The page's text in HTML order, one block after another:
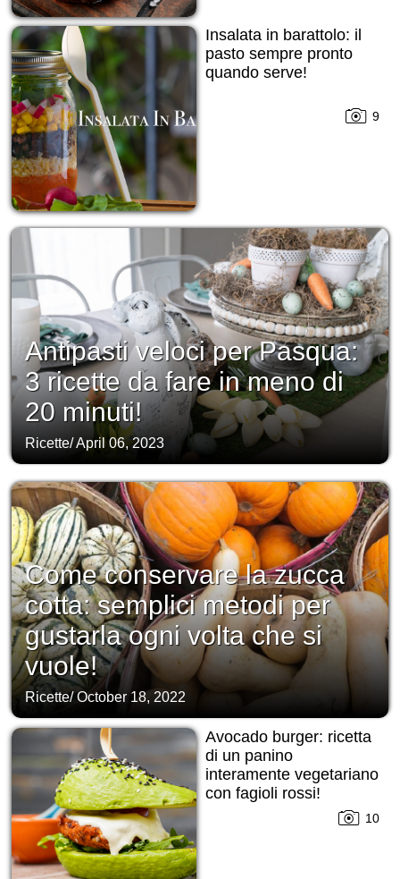
Insalata in barattolo: il
pasto sempre pronto
quando serve!
9
Antipasti veloci per Pasqua:
3 ricette da fare in meno di
20 minuti!
Ricette/April 06, 2023
Come conservare la zucca
cotta: semplici metodi per
gustarla ogni volta che si
vuole!
Ricette/October 18, 2022
Avocado burger: ricetta
di un panino
interamente vegetariano
con fagioli rossi!
10